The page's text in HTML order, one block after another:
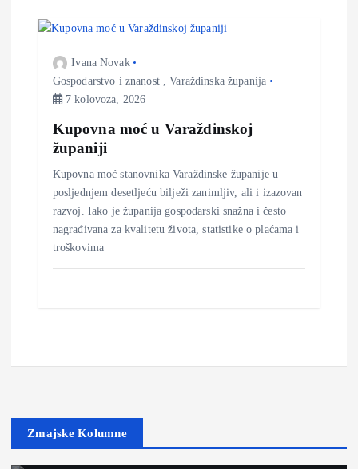
a
Ivana Novak
Gospodarstvo i znanost,Varaždinska županija
7 kolovoza, 2026
Kupovna moć u Varaždinskoj
županiji
Kupovna moć stanovnika Varaždinske županije u
posljednjem desetljeću bilježi zanimljiv, ali i izazovan
razvoj. Iako je županija gospodarski snažna i često
nagrađivana za kvalitetu života, statistike o plaćama i
troškovima
Zmajske Kolumne